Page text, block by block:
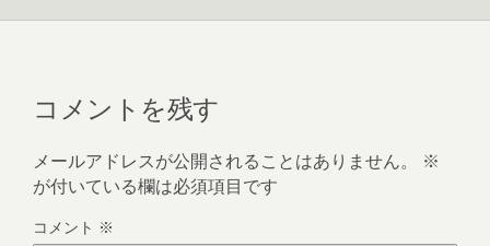
コメントを残す
メールアドレスが公開されることはありません。
※
が付いている欄は必須項目です
コメント ※